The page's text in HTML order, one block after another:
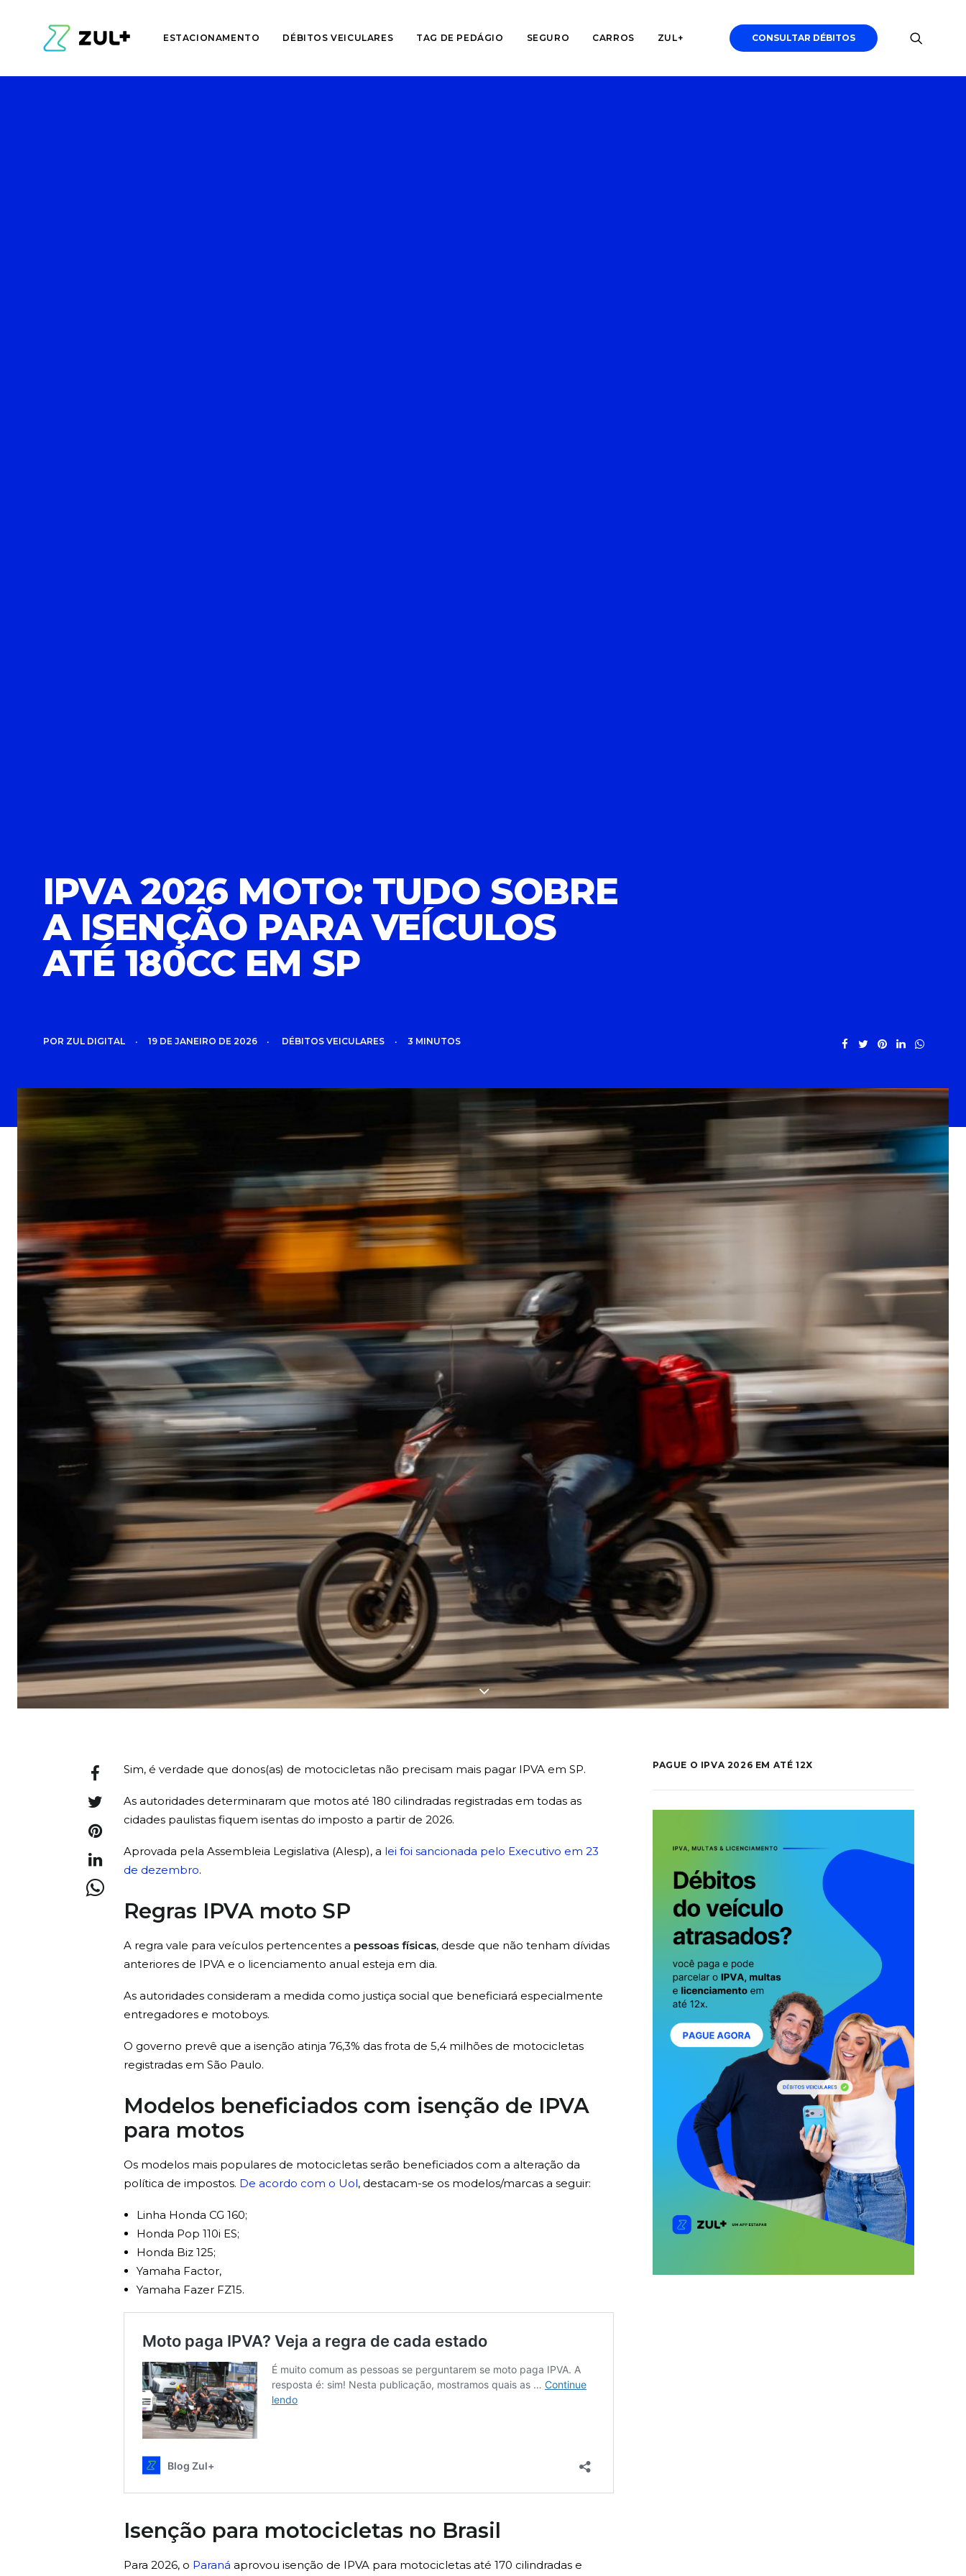
ESTACIONAMENTO DÉBITOS VEICULARES TAG DE PEDÁGIO SEGURO CARROS ZUL+ CONSULTAR DÉBITOS
IPVA 2026 MOTO: TUDO SOBRE
A ISENÇÃO PARA VEÍCULOS
ATÉ 180CC EM SP
POR ZUL DIGITAL • 19 DE JANEIRO DE 2026 • DÉBITOS VEICULARES • 3 MINUTOS
Sim, é verdade que donos(as) de motocicletas não precisam mais pagar IPVA em SP.
As autoridades determinaram que motos até 180 cilindradas registradas em todas as
cidades paulistas fiquem isentas do imposto a partir de 2026.
Aprovada pela Assembleia Legislativa (Alesp), a lei foi sancionada pelo Executivo em 23
de dezembro.
Regras IPVA moto SP
A regra vale para veículos pertencentes a pessoas físicas, desde que não tenham dívidas
anteriores de IPVA e o licenciamento anual esteja em dia.
As autoridades consideram a medida como justiça social que beneficiará especialmente
entregadores e motoboys.
O governo prevê que a isenção atinja 76,3% das frota de 5,4 milhões de motocicletas
registradas em São Paulo.
Modelos beneficiados com isenção de IPVA
para motos
Os modelos mais populares de motocicletas serão beneficiados com a alteração da
política de impostos. De acordo com o Uol, destacam-se os modelos/marcas a seguir:
Linha Honda CG 160;
Honda Pop 110i ES;
Honda Biz 125;
Yamaha Factor,
Yamaha Fazer FZ15.
Isenção para motocicletas no Brasil
Para 2026, o Paraná aprovou isenção de IPVA para motocicletas até 170 cilindradas e
PAGUE O IPVA 2026 EM ATÉ 12X